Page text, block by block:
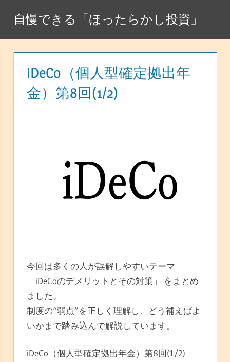
テ
自慢できる「ほったらかし投資」
iDeCo（個人型確定拠出年
金）第8回(1/2)
今回は多くの人が誤解しやすいテーマ
「iDeCoのデメリットとその対策」 をまとめ
ました。
制度の“弱点”を正しく理解し、どう補えばよ
いかまで踏み込んで解説しています。
iDeCo（個人型確定拠出年金）第8回(1/2)